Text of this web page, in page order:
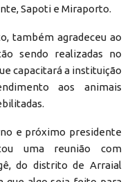
Sapoti e Miraporto.
também agradeceu ao
sendo realizadas no
capacitará a instituição
aos animais
e próximo presidente
uma reunião com
do distrito de Arraial